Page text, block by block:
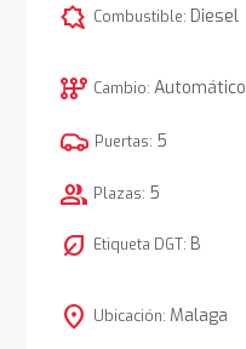
comic_bubble Combustible: Diesel
auto_transmission Cambio: Automático
Puertas: 5
group Plazas: 5
nest_eco_leaf Etiqueta DGT: B
location_on Ubicación: Malaga